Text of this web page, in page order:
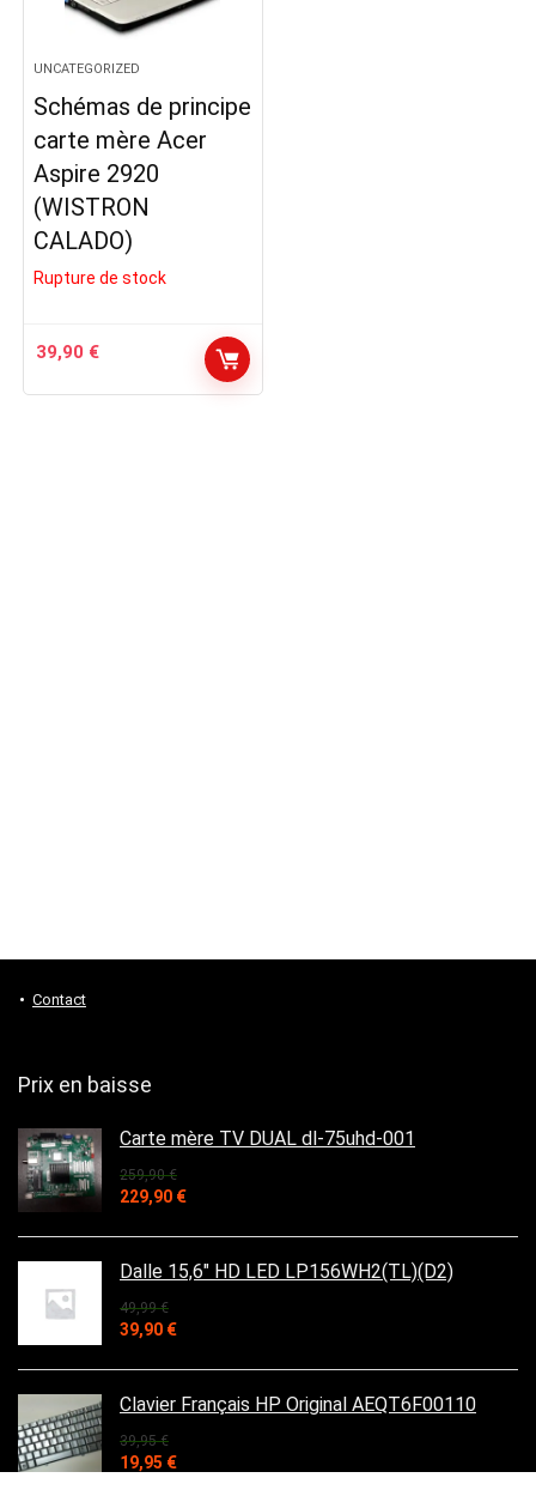
UNCATEGORIZED
Schémas de principe
carte mère Acer
Aspire 2920
(WISTRON
CALADO)
Rupture de stock
39,90 €
Contact
Prix en baisse
Carte mère TV DUAL dl-75uhd-001
259,90€
Le
initial
était :
259,90 €.
229,90 €Le
actuel
est :
229,90 €.
Dalle 15,6" HD LED LP156WH2(TL)(D2)
49,99€
Le
initial
était :
49,99 €.
39,90 €Le
actuel
est :
39,90 €.
Clavier Français HP Original AEQT6F00110
39,95€
Le
19,95 €Le